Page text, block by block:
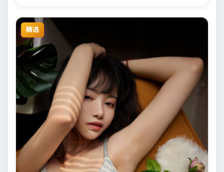
精选